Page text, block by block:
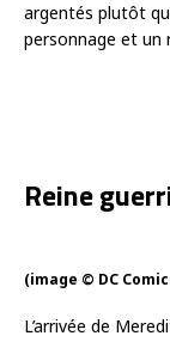
argentés plutôt
personnage et un
Reine
(image © DC
L’arrivée de